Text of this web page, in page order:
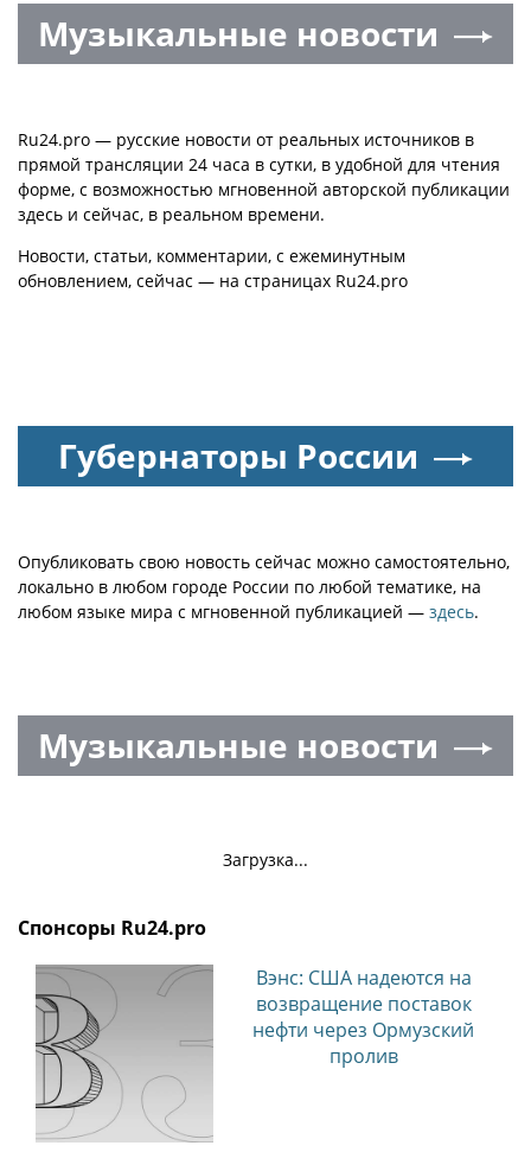
Музыкальные новости
Ru24.pro — русские новости от реальных источников в
прямой трансляции 24 часа в сутки, в удобной для чтения
форме, с возможностью мгновенной авторской публикации
здесь и сейчас, в реальном времени.
Новости, статьи, комментарии, с ежеминутным
обновлением, сейчас — на страницах Ru24.pro
Губернаторы России
Опубликовать свою новость сейчас можно самостоятельно,
локально в любом городе России по любой тематике, на
любом языке мира с мгновенной публикацией — здесь.
Музыкальные новости
Загрузка...
Спонсоры Ru24.pro
Вэнс: США надеются на
возвращение поставок
нефти через Ормузский
пролив